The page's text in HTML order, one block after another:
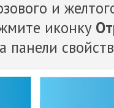
и
иконку
панели свойств